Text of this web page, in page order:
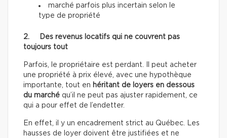
marché parfois plus incertain selon le
type de propriété
2. Des revenus locatifs qui ne couvrent pas
toujours tout
Parfois, le propriétaire est perdant. Il peut acheter
une propriété à prix élevé, avec une hypothèque
importante, tout en héritant de loyers en dessous
du marché qu’il ne peut pas ajuster rapidement, ce
qui a pour effet de l’endetter.
En effet, il y un encadrement strict au Québec. Les
hausses de loyer doivent être justifiées et ne